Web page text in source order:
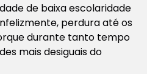
de baixa escolaridade
perdura até os
durante tanto tempo
mais desiguais do